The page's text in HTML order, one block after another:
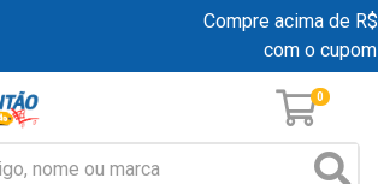
Compre acima de
com o cupom
0